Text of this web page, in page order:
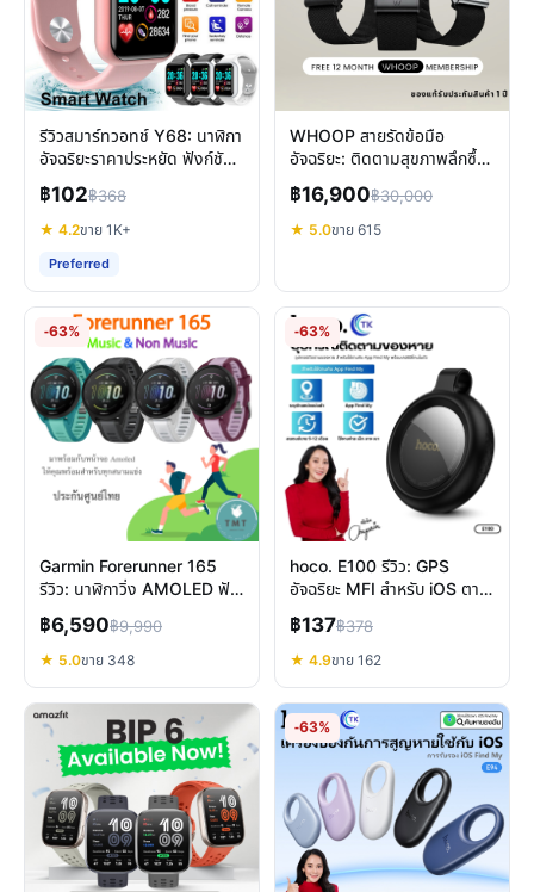
รีวิวสมาร์ทวอทช์ Y68: นาฬิกา
อัจฉริยะราคาประหยัด ฟังก์ชัน
ครบจบในเรือนเดียว
฿102฿368
★ 4.2ขาย 1K+
Preferred
WHOOP สายรัดข้อมือ
อัจฉริยะ: ติดตามสุขภาพลึกซึ้ง
เลือกให้เหมาะกับคุณ
฿16,900฿30,000
★ 5.0ขาย 615
-63%
Garmin Forerunner 165
รีวิว: นาฬิกาวิ่ง AMOLED ฟัง
ก์ชั่นครบสำหรับนักวิ่ง
฿6,590฿9,990
★ 5.0ขาย 348
-63%
hoco. E100 รีวิว: GPS
อัจฉริยะ MFI สำหรับ iOS ตาม
ของหายได้ง่ายๆ คุ้มค่า
฿137฿378
★ 4.9ขาย 162
-63%